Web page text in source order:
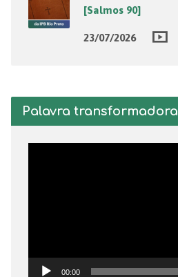
[Salmos 90]
23/07/2026
Palavra transformadora
00:00